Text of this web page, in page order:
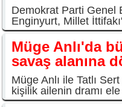
Demokrat Parti Genel
Enginyurt, Millet
Müge Anlı'da
savaş alanına
Müge Anlı ile Tatlı
kişilik ailenin dramı ele